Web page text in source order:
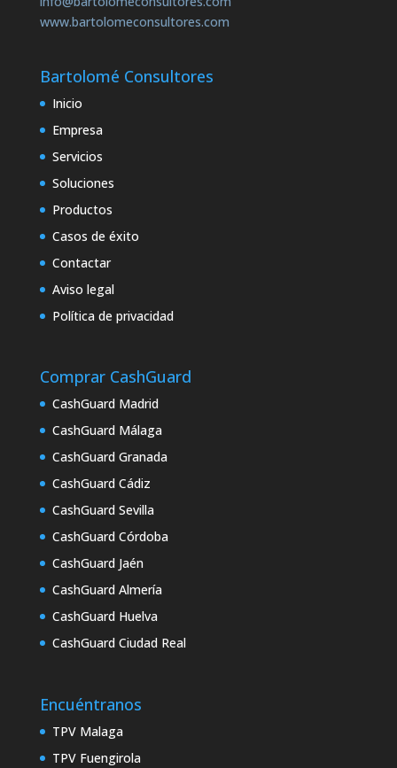
www.bartolomeconsultores.com
Bartolomé Consultores
Inicio
Empresa
Servicios
Soluciones
Productos
Casos de éxito
Contactar
Aviso legal
Política de privacidad
Comprar CashGuard
CashGuard Madrid
CashGuard Málaga
CashGuard Granada
CashGuard Cádiz
CashGuard Sevilla
CashGuard Córdoba
CashGuard Jaén
CashGuard Almería
CashGuard Huelva
CashGuard Ciudad Real
Encuéntranos
TPV Malaga
TPV Fuengirola